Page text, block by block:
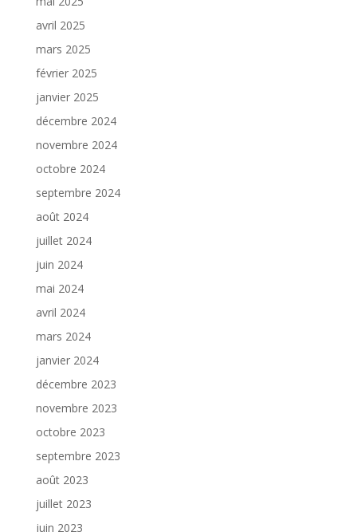
avril 2025
mars 2025
février 2025
janvier 2025
décembre 2024
novembre 2024
octobre 2024
septembre 2024
août 2024
juillet 2024
juin 2024
mai 2024
avril 2024
mars 2024
janvier 2024
décembre 2023
novembre 2023
octobre 2023
septembre 2023
août 2023
juillet 2023
juin 2023